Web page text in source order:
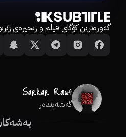
گەورەترین کۆگای فیلم و زنجیرەی
گەشەپێدەر